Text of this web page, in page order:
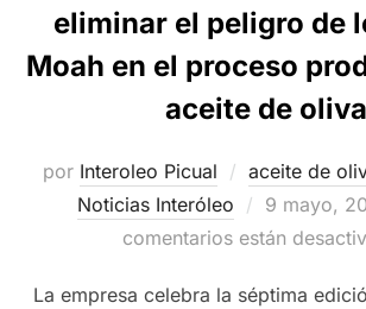
eliminar el peligro de
Moah en el proceso
aceite de oliva
por Interoleo Picual aceite de
Noticias Interóleo
Publicado
el
9 mayo,
comentarios están
La empresa celebra la séptima